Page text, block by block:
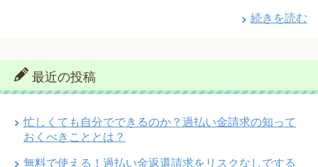
続きを読む
最近の投稿
忙しくても自分でできるのか？過払い金請求の知って
おくべきこととは？
無料で使える！過払い金返還請求をリスクなしでする